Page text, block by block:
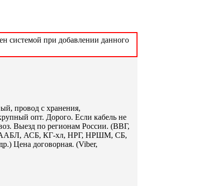
системой при добавлении данного
провод с хранения,
опт. Дорого. Если кабель не
Выезд по регионам России. (ВВГ,
АСБ, КГ-хл, НРГ, НРШМ, СБ,
договорная. (Viber,